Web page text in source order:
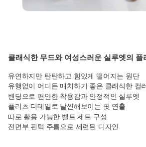
클래식한 무드와 여성스러운 실루엣의 플
유연하지만 탄탄하고 힘있게 떨어지는 원단
유행없이 어디든 매치하기 좋은 클래식한 컬
밴딩으로 편안한 착용감과 안정적인 실루엣
플리츠 디테일로 날씬해보이는 핏 연출
따로 활용 가능한 벨트 세트 구성
전면부 핀턱 주름으로 세련된 디자인